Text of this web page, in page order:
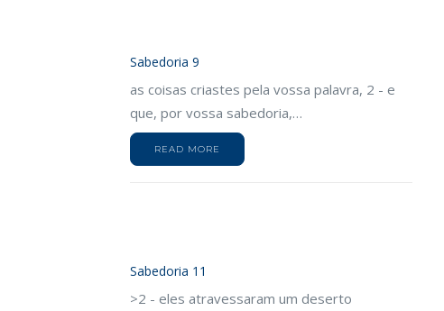
Sabedoria 9
as coisas criastes pela vossa palavra, 2 - e
que, por vossa sabedoria,…
READ MORE
Sabedoria 11
>2 - eles atravessaram um deserto